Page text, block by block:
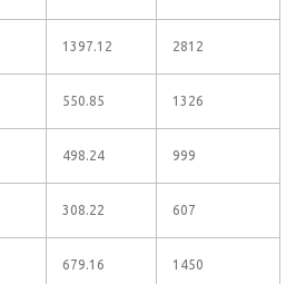
1397.12 2812
550.85 1326
498.24 999
308.22 607
679.16 1450